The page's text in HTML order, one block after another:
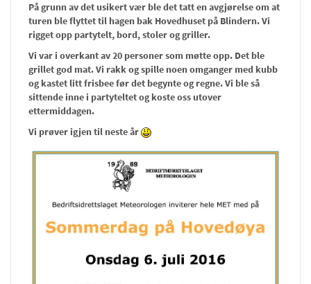
På grunn av det usikert vær ble det tatt en avgjørelse om at
turen ble flyttet til hagen bak Hovedhuset på Blindern. Vi
rigget opp partytelt, bord, stoler og griller.
Vi var i overkant av 20 personer som møtte opp. Det ble
grillet god mat. Vi rakk og spille noen omganger med kubb
og kastet litt frisbee før det begynte og regne. Vi ble så
sittende inne i partyteltet og koste oss utover
ettermiddagen.
Vi prøver igjen til neste år